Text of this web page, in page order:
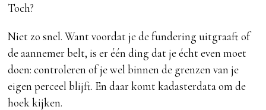
Toch?
Niet zo snel. Want voordat je de fundering uitgraaft of
de aannemer belt, is er één ding dat je écht even moet
doen: controleren of je wel binnen de grenzen van je
eigen perceel blijft. En daar komt kadasterdata om de
hoek kijken.